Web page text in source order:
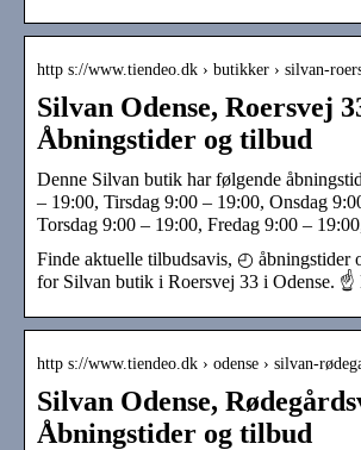
http s://www.tiendeo.dk › butikker › silvan-
Silvan Odense, Roersvej
Åbningstider og tilbud
Denne Silvan butik har følgende
– 19:00, Tirsdag 9:00 – 19:00, Onsdag
Torsdag 9:00 – 19:00, Fredag 9:00 –
Finde aktuelle tilbudsavis, ◴ åbningstider
for Silvan butik i Roersvej 33 i Odense. ☝
http s://www.tiendeo.dk › odense › silvan-
Silvan Odense,
Åbningstider og tilbud